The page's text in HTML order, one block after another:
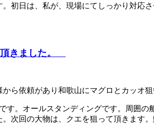
初日は、私が、現場にてしっかり対応
きました。
ら依頼があり和歌山にマグロとカッオ
す。オールスタンディングです。周囲
次回の大物は、クエを狙って頂きます